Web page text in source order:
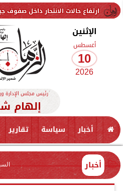
الانتحار داخل صفوف جيش الاحتلال
الإثنين
أغسطس
10
2026
رئيس مجلس الإدارة
إلهام
أخبار سياسة تقارير
أخبار السبت،